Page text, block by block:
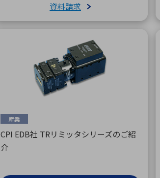
資料請求
産業
CPI EDB社 TRリミッタシリーズのご紹
介